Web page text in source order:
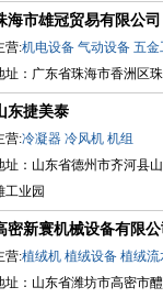
海市雄冠贸易有限公司
营:机电设备 气动设备 五金
址：广东省珠海市香洲区
东捷美泰
营:冷凝器 冷风机 机组
址：山东省德州市齐河县
工业园
密新寰机械设备有限公
营:植绒机 植绒设备 植绒流
址：山东省潍坊市高密市